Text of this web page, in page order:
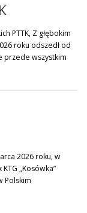
PTTK, Z głębokim
roku odszedł od
przede wszystkim
2026 roku, w
„Kosówka”
Polskim